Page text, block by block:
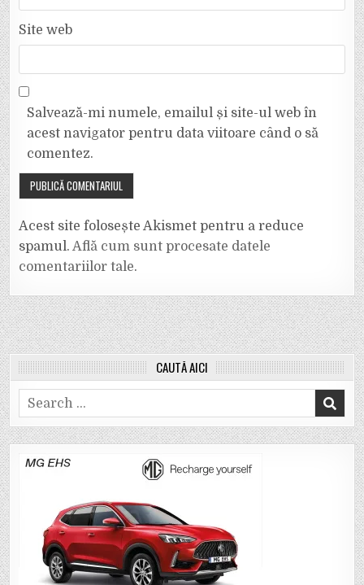
Site web
Salvează-mi numele, emailul și site-ul web în
acest navigator pentru data viitoare când o să
comentez.
Acest site folosește Akismet pentru a reduce
spamul.Află cum sunt procesate datele
comentariilor tale.
CAUTĂ AICI
Search
for: